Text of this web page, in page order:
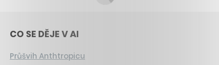
CO SE DĚJE V AI
Průšvih Anthtropicu